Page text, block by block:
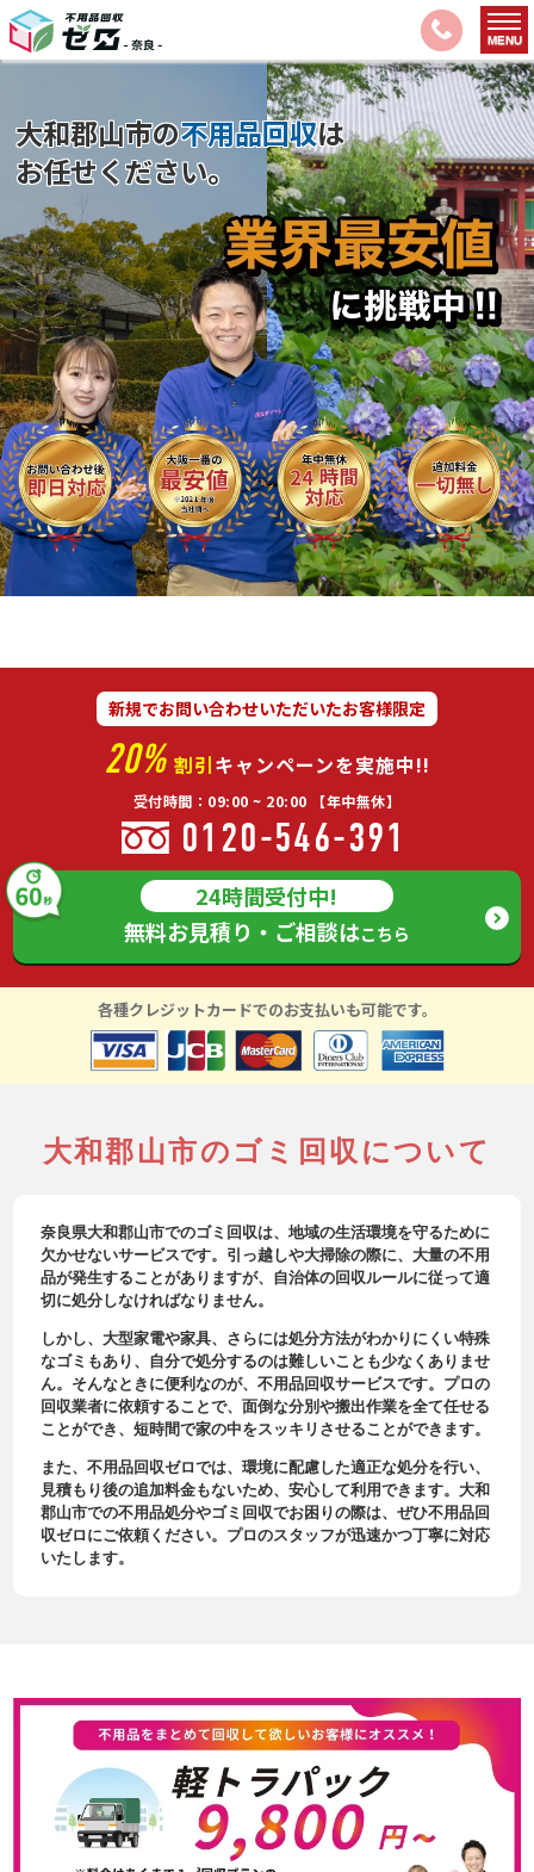
大和郡山市の不用品回収は
お任せください。
新規でお問い合わせいただいたお客様限定
20% 割引キャンペーンを実施中!!
受付時間：09:00 ~ 20:00 【年中無休】
0120-546-391
24時間受付中!
無料お見積り・ご相談はこちら
各種クレジットカードでのお支払いも可能です。
大和郡山市のゴミ回収について
奈良県大和郡山市でのゴミ回収は、地域の生活環境を守るために
欠かせないサービスです。引っ越しや大掃除の際に、大量の不用
品が発生することがありますが、自治体の回収ルールに従って適
切に処分しなければなりません。
しかし、大型家電や家具、さらには処分方法がわかりにくい特殊
なゴミもあり、自分で処分するのは難しいことも少なくありませ
ん。そんなときに便利なのが、不用品回収サービスです。プロの
回収業者に依頼することで、面倒な分別や搬出作業を全て任せる
ことができ、短時間で家の中をスッキリさせることができます。
また、不用品回収ゼロでは、環境に配慮した適正な処分を行い、
見積もり後の追加料金もないため、安心して利用できます。大和
郡山市での不用品処分やゴミ回収でお困りの際は、ぜひ不用品回
収ゼロにご依頼ください。プロのスタッフが迅速かつ丁寧に対応
いたします。